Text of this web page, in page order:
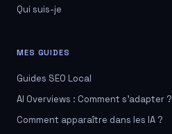
Qui suis-je
MES GUIDES
Guides SEO Local
AI Overviews : Comment s'adapter ?
Comment apparaître dans les IA ?